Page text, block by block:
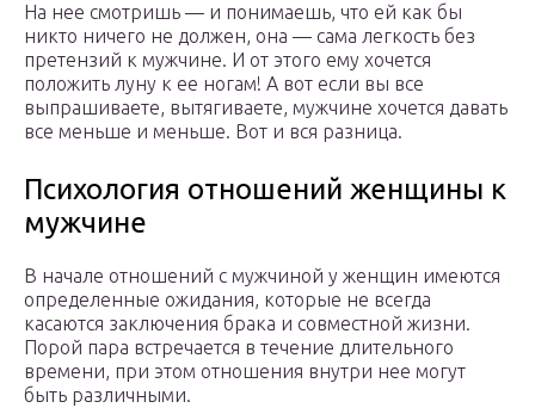
На нее смотришь — и понимаешь, что ей как бы
никто ничего не должен, она — сама легкость без
претензий к мужчине. И от этого ему хочется
положить луну к ее ногам! А вот если вы все
выпрашиваете, вытягиваете, мужчине хочется давать
все меньше и меньше. Вот и вся разница.
Психология отношений женщины к
мужчине
В начале отношений с мужчиной у женщин имеются
определенные ожидания, которые не всегда
касаются заключения брака и совместной жизни.
Порой пара встречается в течение длительного
времени, при этом отношения внутри нее могут
быть различными.